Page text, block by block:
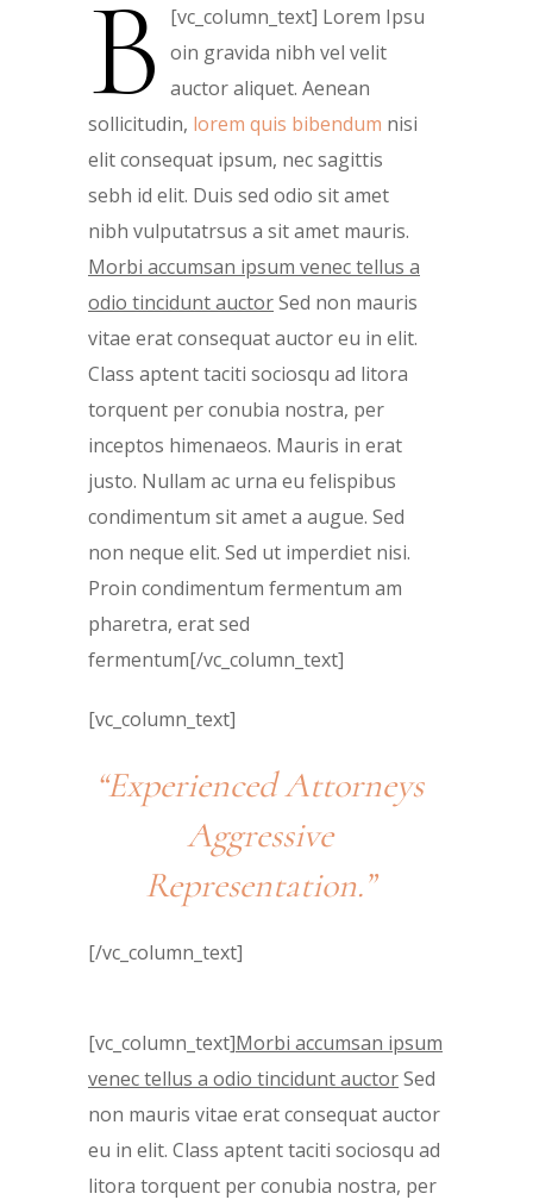
[vc_column_text]
B
Lorem Ipsu
oin gravida nibh vel velit
auctor aliquet. Aenean
sollicitudin, lorem quis bibendum nisi
elit consequat ipsum, nec sagittis
sebh id elit. Duis sed odio sit amet
nibh vulputatrsus a sit amet mauris.
Morbi accumsan ipsum venec tellus a
odio tincidunt auctorSed non mauris
vitae erat consequat auctor eu in elit.
Class aptent taciti sociosqu ad litora
torquent per conubia nostra, per
inceptos himenaeos. Mauris in erat
justo. Nullam ac urna eu felispibus
condimentum sit amet a augue. Sed
non neque elit. Sed ut imperdiet nisi.
Proin condimentum fermentum am
pharetra, erat sed
fermentum[/vc_column_text]
[vc_column_text]
“Experienced Attorneys
Aggressive
Representation.”
[/vc_column_text]
[vc_column_text]Morbi accumsan ipsum
venec tellus a odio tincidunt auctorSed
non mauris vitae erat consequat auctor
eu in elit. Class aptent taciti sociosqu ad
litora torquent per conubia nostra, per